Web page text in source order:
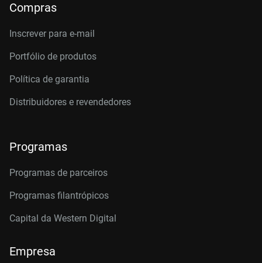
Compras
Inscrever para e-mail
Portfólio de produtos
Política de garantia
Distribuidores e revendedores
Programas
Programas de parceiros
Programas filantrópicos
Capital da Western Digital
Empresa